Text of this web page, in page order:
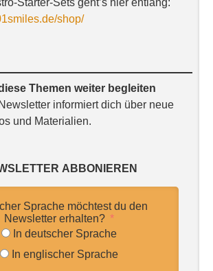
Starter-Sets geht’s hier entlang:
shop/
Themen weiter begleiten
informiert dich über neue
und Materialien.
ABBONIEREN
Sprache möchtest du den
Newsletter erhalten?
In deutscher Sprache
In englischer Sprache